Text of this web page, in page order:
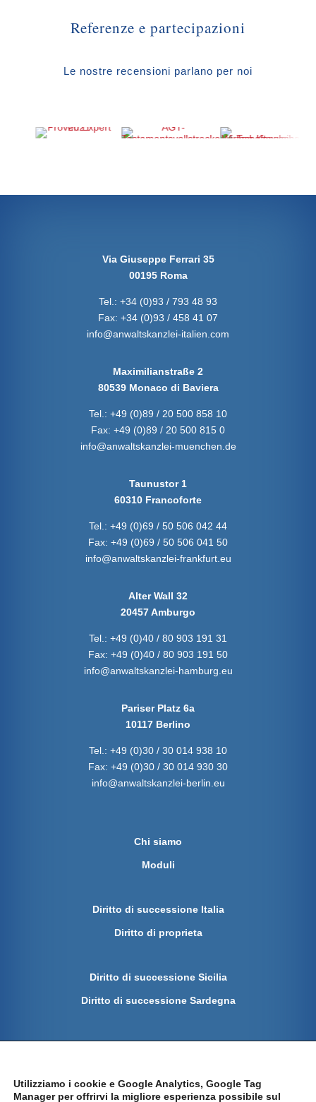
Referenze e partecipazioni
Le nostre recensioni parlano per noi
Via Giuseppe Ferrari 35
00195 Roma
Tel.: +34 (0)93 / 793 48 93
Fax: +34 (0)93 / 458 41 07
info@anwaltskanzlei-italien.com
Maximilianstraße 2
80539 Monaco di Baviera
Tel.: +49 (0)89 / 20 500 858 10
Fax: +49 (0)89 / 20 500 815 0
info@anwaltskanzlei-muenchen.de
Taunustor 1
60310 Francoforte
Tel.: +49 (0)69 / 50 506 042 44
Fax: +49 (0)69 / 50 506 041 50
info@anwaltskanzlei-frankfurt.eu
Alter Wall 32
20457 Amburgo
Tel.: +49 (0)40 / 80 903 191 31
Fax: +49 (0)40 / 80 903 191 50
info@anwaltskanzlei-hamburg.eu
Pariser Platz 6a
10117 Berlino
Tel.: +49 (0)30 / 30 014 938 10
Fax: +49 (0)30 / 30 014 930 30
info@anwaltskanzlei-berlin.eu
Chi siamo
Moduli
Diritto di successione Italia
Diritto di proprieta
Diritto di successione Sicilia
Diritto di successione Sardegna
Protezione dei dati
Utilizziamo i cookie e Google Analytics, Google Tag
Manager per offrirvi la migliore esperienza possibile sul